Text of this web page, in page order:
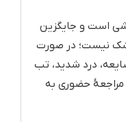
است و جایگزین
نیست؛ در صورت
درد شدید، تب
مراجعهٔ حضوری به